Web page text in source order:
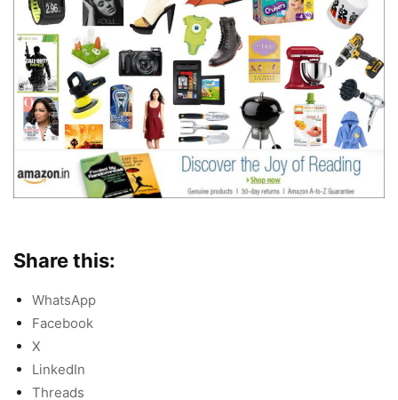
Share this:
WhatsApp
Facebook
X
LinkedIn
Threads